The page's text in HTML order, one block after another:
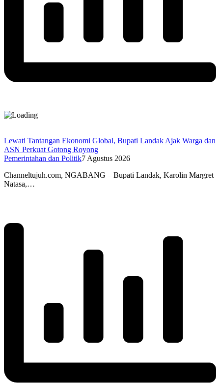
Lewati Tantangan Ekonomi Global, Bupati Landak Ajak Warga dan
ASN Perkuat Gotong Royong
Pemerintahan dan Politik7 Agustus 2026
Channeltujuh.com, NGABANG – Bupati Landak, Karolin Margret
Natasa,…